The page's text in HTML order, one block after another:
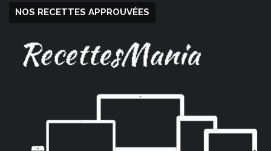
NOS RECETTES APPROUVÉES